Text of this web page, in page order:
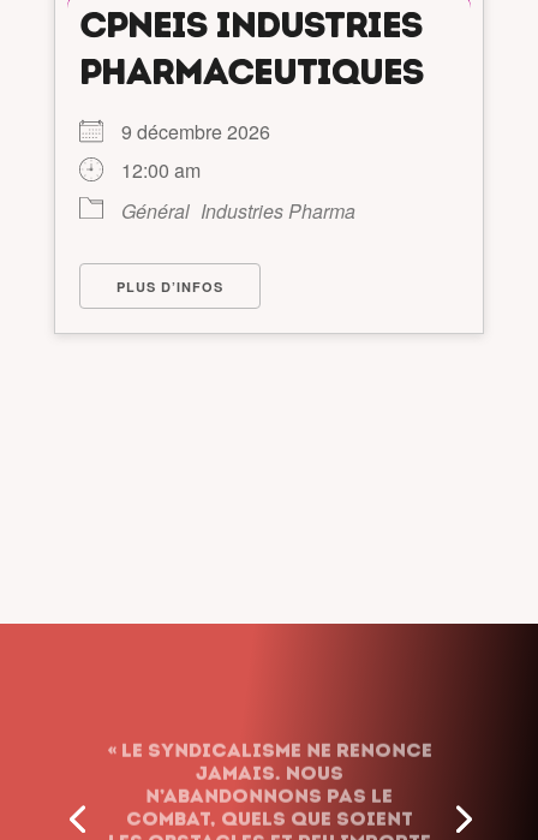
CPNEIS INDUSTRIES
PHARMACEUTIQUES
9 décembre 2026
12:00 am
Général Industries Pharma
PLUS D’INFOS
« Le syndicalisme ne renonce
jamais. Nous
n’abandonnons pas le
combat, quels que soient
les obstacles et peu importe